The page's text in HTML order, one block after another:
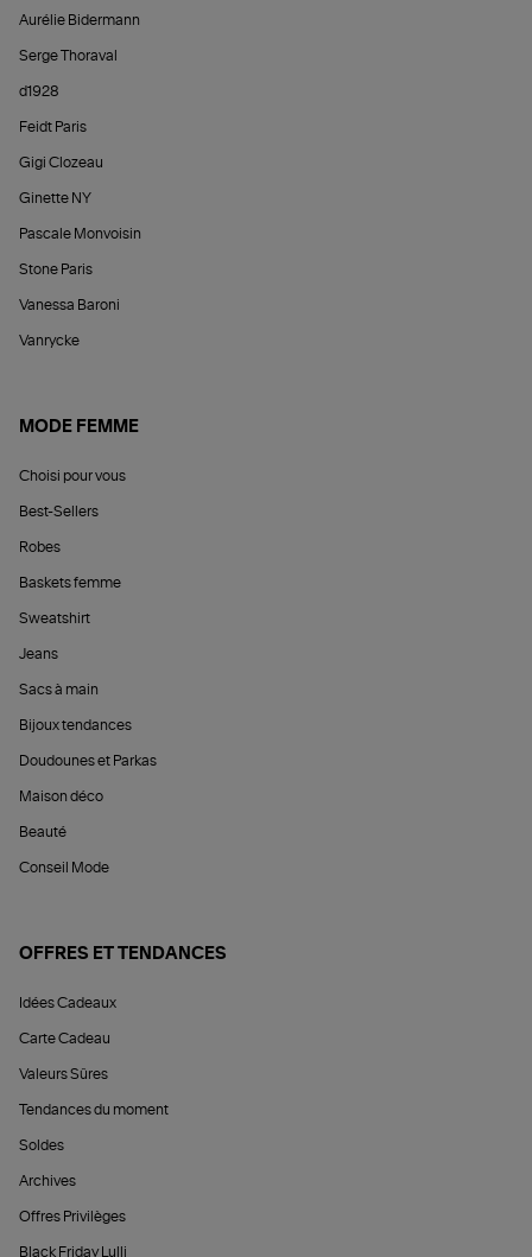
Aurélie Bidermann
Serge Thoraval
d1928
Feidt Paris
Gigi Clozeau
Ginette NY
Pascale Monvoisin
Stone Paris
Vanessa Baroni
Vanrycke
MODE FEMME
Choisi pour vous
Best-Sellers
Robes
Baskets femme
Sweatshirt
Jeans
Sacs à main
Bijoux tendances
Doudounes et Parkas
Maison déco
Beauté
Conseil Mode
OFFRES ET TENDANCES
Idées Cadeaux
Carte Cadeau
Valeurs Sûres
Tendances du moment
Soldes
Archives
Offres Privilèges
Black Friday Lulli